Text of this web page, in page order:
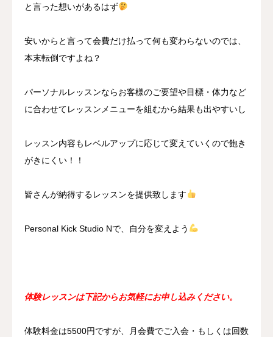
と言った想いがあるはず
安いからと言って会費だけ払って何も変わらないのでは、
本末転倒ですよね？
パーソナルレッスンならお客様のご要望や目標・体力など
に合わせてレッスンメニューを組むから結果も出やすいし
レッスン内容もレベルアップに応じて変えていくので飽き
がきにくい！！
皆さんが納得するレッスンを提供致します
Personal Kick Studio Nで、自分を変えよう
体験レッスンは下記からお気軽にお申し込みください。
体験料金は5500円ですが、月会費でご入会・もしくは回数